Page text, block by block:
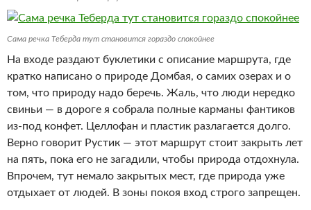
Сама речка Теберда тут становится гораздо спокойнее
На входе раздают буклетики с описание маршрута, где
кратко написано о природе Домбая, о самих озерах и о
том, что природу надо беречь. Жаль, что люди нередко
свиньи — в дороге я собрала полные карманы фантиков
из-под конфет. Целлофан и пластик разлагается долго.
Верно говорит Рустик — этот маршрут стоит закрыть лет
на пять, пока его не загадили, чтобы природа отдохнула.
Впрочем, тут немало закрытых мест, где природа уже
отдыхает от людей. В зоны покоя вход строго запрещен.